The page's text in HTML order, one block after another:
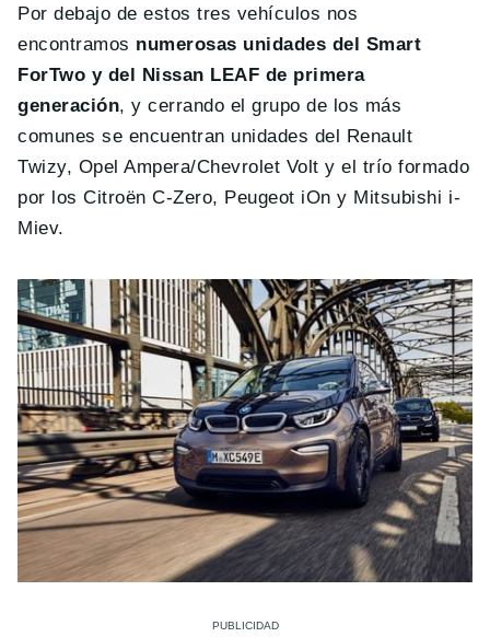
Por debajo de estos tres vehículos nos
encontramos numerosas unidades del Smart
ForTwo y del Nissan LEAF de primera
generación, y cerrando el grupo de los más
comunes se encuentran unidades del Renault
Twizy, Opel Ampera/Chevrolet Volt y el trío formado
por los Citroën C-Zero, Peugeot iOn y Mitsubishi i-
Miev.